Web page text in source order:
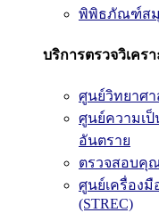
พิพิธภัณฑ์ส
บริการตรวจวิเคร
ศูนย์วิทยาศ
ศูนย์ความเป็
อันตราย
ตรวจสอบคุ
ศูนย์เครื่องมื
(STREC)